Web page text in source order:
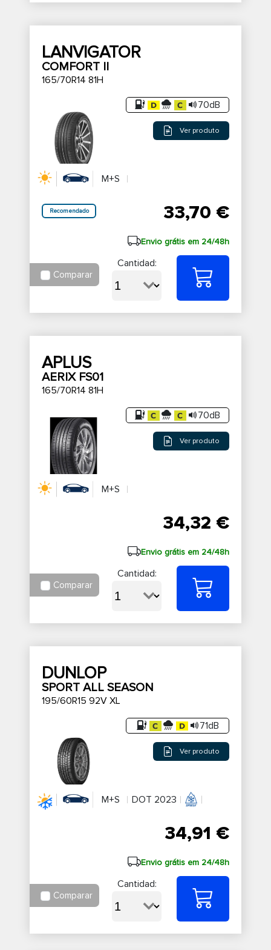
LANVIGATOR
COMFORT II
165/70R14 81H
70dB
Ver produto
M+S
Recomendado 33,70 €
Envio grátis em 24/48h
Comparar
Cantidad:
APLUS
AERIX FS01
165/70R14 81H
70dB
Ver produto
M+S
34,32 €
Envio grátis em 24/48h
Comparar
Cantidad:
DUNLOP
SPORT ALL SEASON
195/60R15 92V XL
71dB
Ver produto
M+S DOT 2023
34,91 €
Envio grátis em 24/48h
Comparar
Cantidad: